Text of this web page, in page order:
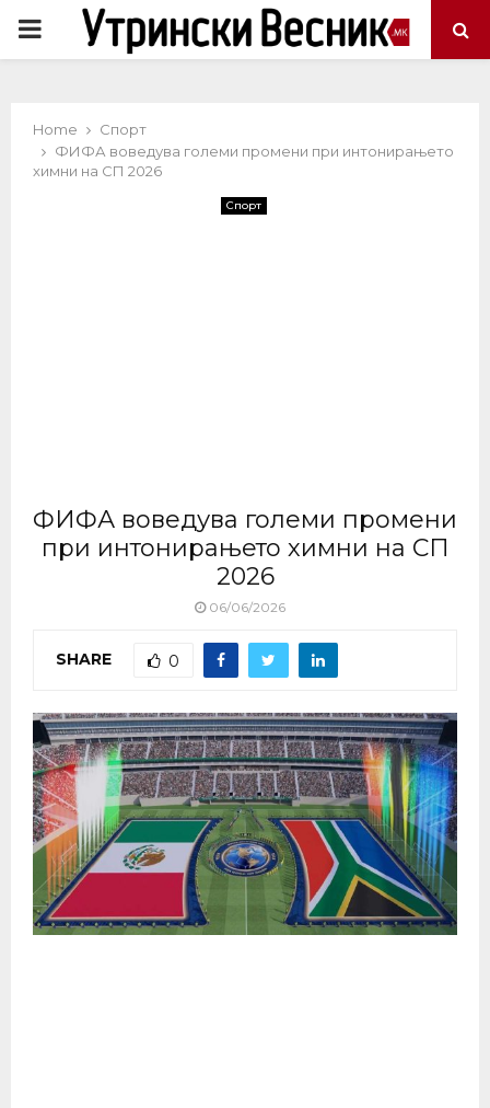
PRIMARY
Home
Спорт
ФИФА воведува големи промени при интонирањето
химни на СП 2026
Спорт
ФИФА воведува големи промени
при интонирањето химни на СП
2026
06/06/2026
SHARE 0